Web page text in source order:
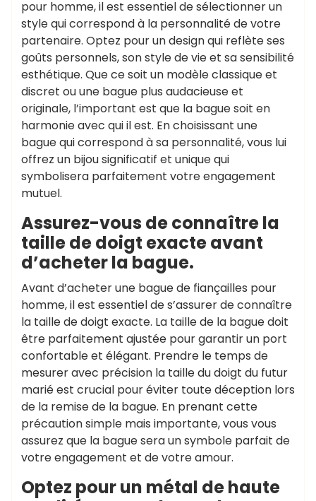
pour homme, il est essentiel de sélectionner un
style qui correspond à la personnalité de votre
partenaire. Optez pour un design qui reflète ses
goûts personnels, son style de vie et sa sensibilité
esthétique. Que ce soit un modèle classique et
discret ou une bague plus audacieuse et
originale, l’important est que la bague soit en
harmonie avec qui il est. En choisissant une
bague qui correspond à sa personnalité, vous lui
offrez un bijou significatif et unique qui
symbolisera parfaitement votre engagement
mutuel.
Assurez-vous de connaître la
taille de doigt exacte avant
d’acheter la bague.
Avant d’acheter une bague de fiançailles pour
homme, il est essentiel de s’assurer de connaître
la taille de doigt exacte. La taille de la bague doit
être parfaitement ajustée pour garantir un port
confortable et élégant. Prendre le temps de
mesurer avec précision la taille du doigt du futur
marié est crucial pour éviter toute déception lors
de la remise de la bague. En prenant cette
précaution simple mais importante, vous vous
assurez que la bague sera un symbole parfait de
votre engagement et de votre amour.
Optez pour un métal de haute